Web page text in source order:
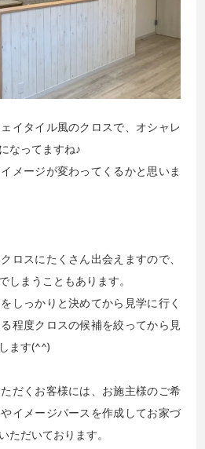
イタイル風のクロスで、オシャレ
なってますね♪
メージが変わってくるかと思いま
ロスにたくさん出会えますので、
しまうこともあります。
しっかりと決めてから見学に行く
程度クロスの候補を絞ってから見
ます(^^)
だくお客様には、お施主様のご希
イメージパースを作成してお家づ
ただいております。